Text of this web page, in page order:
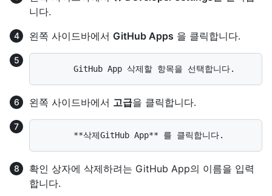
니다.
왼쪽 사이드바에서 GitHub Apps 을 클릭합니다.
왼쪽 사이드바에서 고급을 클릭합니다.
확인 상자에 삭제하려는 GitHub App의 이름을 입력
합니다.